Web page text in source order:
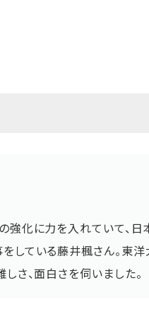
強化に力を入れていて、
している藤井楓さん。東
さ、面白さを伺いました。